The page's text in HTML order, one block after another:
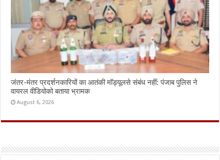
जंतर-मंतर प्रदर्शनकारियों का आतंकी मॉड्यूलसे संबंध नहीं: पंजाब पुलिस ने
वायरल वीडियोको बताया भ्रामक
August 6, 2026